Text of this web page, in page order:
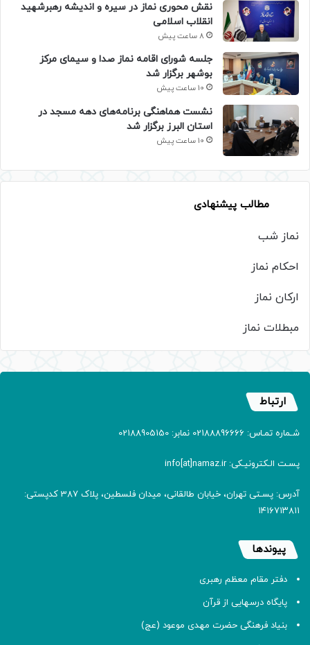
نقش محوری نماز در سیره و اندیشه رهبرشهید
انقلاب اسلامی
8 ساعت پیش
جلسه شورای اقامه نماز صدا و سیمای مرکز
بوشهر برگزار شد
10 ساعت پیش
نشست هماهنگی برنامه‌های دهه مسجد در
استان البرز برگزار شد
10 ساعت پیش
مطالب پیشنهادی
نماز شب
احکام نماز
ارکان نماز
مبطلات نماز
ارتباط
شـماره تمـاس: 02188896666 نمابر: 02188905150
پسـت الـکترونیـکی: info[at]namaz.ir
آدرس: پسـتی تهران، خیابان طالقانی، میدان فلسطین، پلاک 387 کدپستی:
۱۴۱۶۷۱۳۸۱۱
پیوندها
دفتر مقام معظم رهبری
پایگاه درسهایی از قرآن
بنیاد فرهنگی حضرت مهدی موعود (عج)